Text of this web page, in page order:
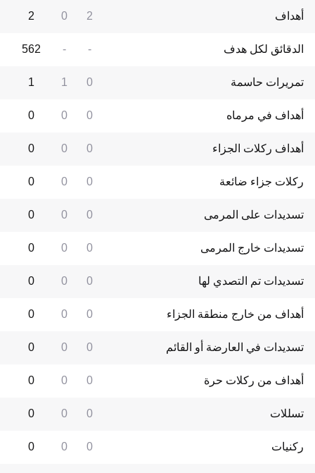
أهداف 2
0
2
الدقائق لكل هدف -
-
562
تمريرات حاسمة 0
1
1
أهداف في مرماه 0
0
0
أهداف ركلات الجزاء 0
0
0
ركلات جزاء ضائعة 0
0
0
تسديدات على المرمى 0
0
0
تسديدات خارج المرمى 0
0
0
تسديدات تم التصدي لها 0
0
0
أهداف من خارج منطقة الجزاء 0
0
0
تسديدات في العارضة أو القائم 0
0
0
أهداف من ركلات حرة 0
0
0
تسللات 0
0
0
ركنيات 0
0
0